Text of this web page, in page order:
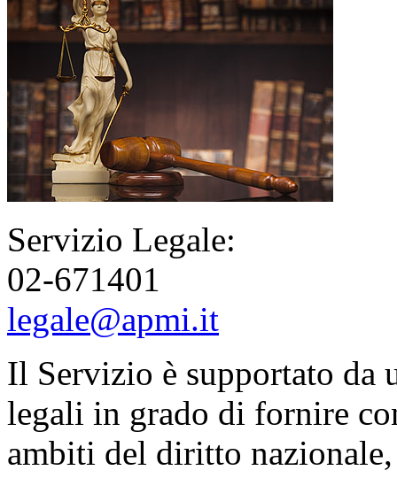
Servizio Legale:
02-671401
legale@apmi.it
Il Servizio è supportato da
legali in grado di fornire
ambiti del diritto